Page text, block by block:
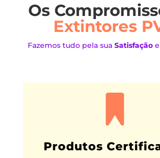
Os
Extintores
Fazemos tudo pela sua Satisfaçãoe
Produtos